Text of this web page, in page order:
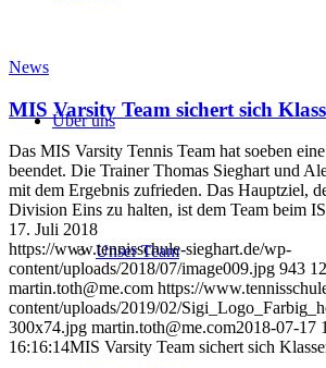
Über uns
Unser Team
News
MIS Varsity Team sichert sich
Das MIS Varsity Tennis Team hat soeben
beendet. Die Trainer Thomas Sieghart und
mit dem Ergebnis zufrieden. Das Hauptziel,
Division Eins zu halten, ist dem Team beim
17. Juli 2018
https://www.tennisschule-sieghart.de/wp-
content/uploads/2018/07/image009.jpg 943
martin.toth@me.com https://
content/uploads/2019/02/
300x74.jpg martin.toth@me.com2018-07-17
16:16:14MIS Varsity Team sichert sich